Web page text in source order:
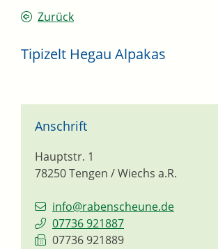
Zurück
Tipizelt Hegau Alpakas
Anschrift
Hauptstr. 1
78250Tengen / Wiechs a.R.
info@rabenscheune.de
07736 921887
07736 921889